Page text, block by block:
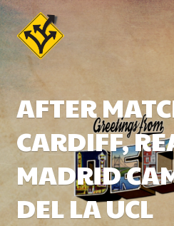
Skip
to
content
AFTER
CARDIFF,
MADRID
DEL LA UCL